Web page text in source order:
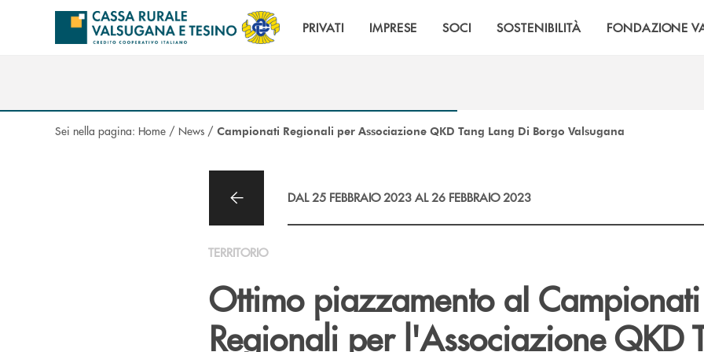
Salta al contenuto principale
PRIVATI IMPRESE SOCI SOSTENIBILITÀ FONDAZIONE
Sei nella pagina: Home / News / Campionati Regionali per Associazione QKD Tang Lang Di Borgo Valsugana
DAL 25 FEBBRAIO 2023 AL 26 FEBBRAIO 2023
TERRITORIO
Ottimo piazzamento aI Campionati
Regionali per l'Associazione QKD